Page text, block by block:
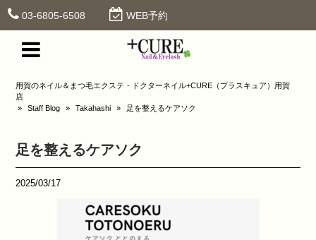
03-6805-6508 WEB予約
用賀のネイル＆まつ毛エクステ・ドクターネイル+CURE（プラスキュア）用賀
店
»
Staff Blog » Takahashi » 足を整えるケアソク
足を整えるケアソク
2025/03/17